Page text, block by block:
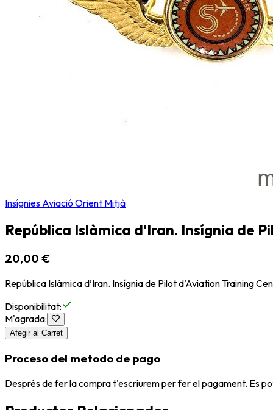
Insígnies Aviació Orient Mitjà
República Islàmica d'Iran. Insígnia de
20,00 €
República Islàmica d’Iran. Insígnia de Pilot d’Aviation Training
Disponibilitat:
M'agrada:
Afegir al Carret
Proceso del metodo de pago
Després de fer la compra t'escriurem per fer el pagament. Es